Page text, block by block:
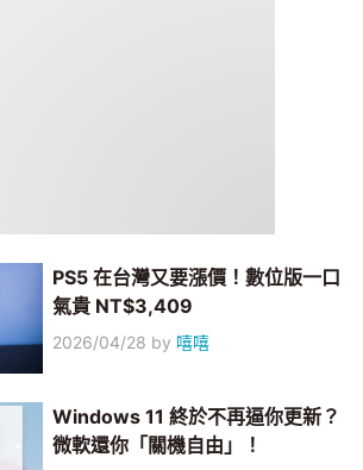
PS5 在台灣又要漲價！數位版一口
氣貴 NT$3,409
2026/04/28 by 嘻嘻
Windows 11 終於不再逼你更新？
微軟還你「關機自由」！